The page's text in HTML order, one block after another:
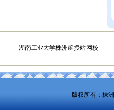
湖南工业大学株洲函授站网校
版权所有：株